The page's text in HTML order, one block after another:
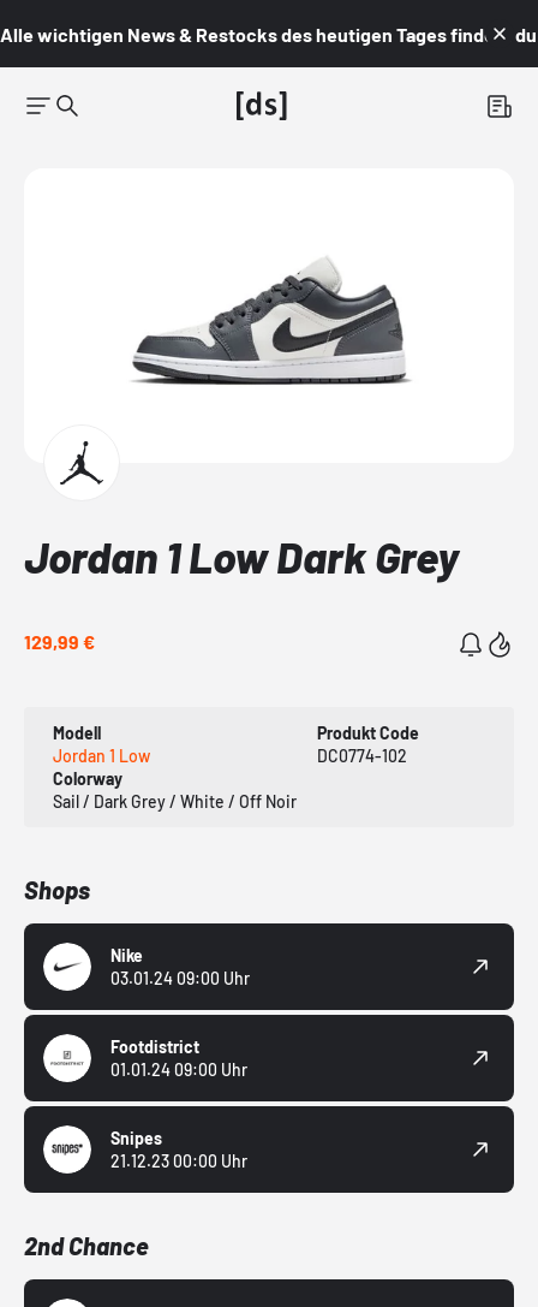
Alle wichtigen News & Restocks des heutigen Tages findest du
Jordan 1 Low Dark Grey
129,99 €
Modell
Jordan 1 Low
Produkt Code
DC0774-102
Colorway
Sail / Dark Grey / White / Off Noir
Shops
Nike
03.01.24 09:00 Uhr
Footdistrict
01.01.24 09:00 Uhr
Snipes
21.12.23 00:00 Uhr
2nd Chance